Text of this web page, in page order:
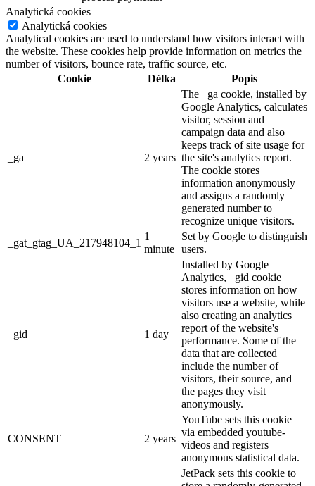
Analytická cookies
Analytická cookies
Analytical cookies are used to understand how visitors interact with
the website. These cookies help provide information on metrics the
number of visitors, bounce rate, traffic source, etc.
Cookie
Délka Popis
_ga 2 years
The _ga cookie, installed by
Google Analytics, calculates
visitor, session and
campaign data and also
keeps track of site usage for
the site's analytics report.
The cookie stores
information anonymously
and assigns a randomly
generated number to
recognize unique visitors.
_gat_gtag_UA_217948104_1
1
minute
Set by Google to distinguish
users.
_gid 1 day
Installed by Google
Analytics, _gid cookie
stores information on how
visitors use a website, while
also creating an analytics
report of the website's
performance. Some of the
data that are collected
include the number of
visitors, their source, and
the pages they visit
anonymously.
CONSENT 2 years
YouTube sets this cookie
via embedded youtube-
videos and registers
anonymous statistical data.
JetPack sets this cookie to